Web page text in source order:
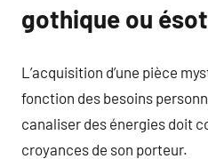
gothique ou
L’acquisition d’une pièce
fonction des besoins
canaliser des énergies doit
croyances de son porteur.